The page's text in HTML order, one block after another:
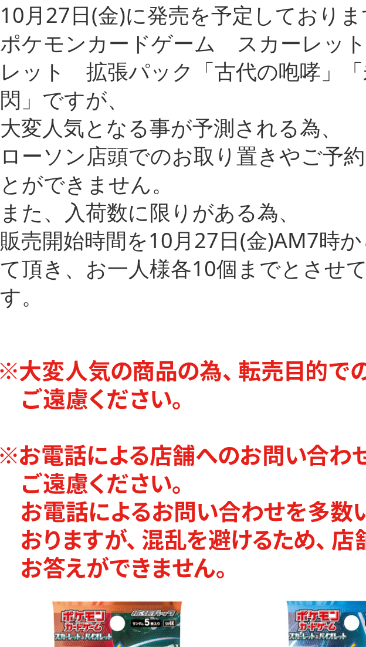
10月27日(金)に発売を予定しており
ポケモンカードゲーム スカーレッ
レット 拡張パック「古代の咆哮」
閃」ですが、
大変人気となる事が予測される為、
ローソン店頭でのお取り置きやご予
とができません。
また、入荷数に限りがある為、
販売開始時間を10月27日(金)AM7時
て頂き、お一人様各10個までとさせ
す。